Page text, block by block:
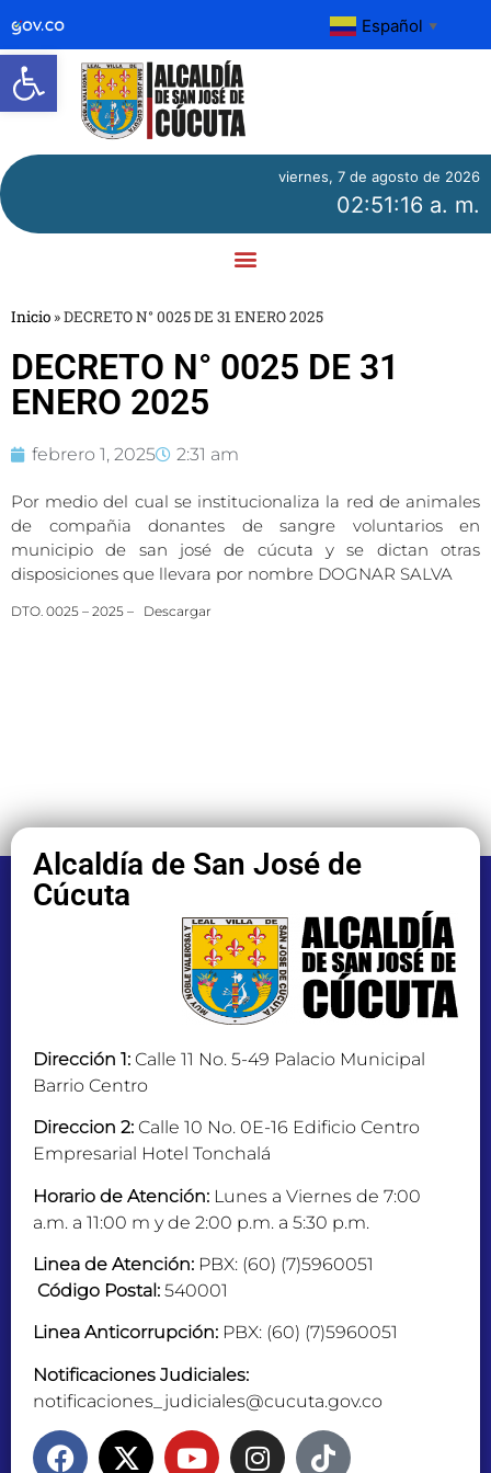
Abrir barra de herramientas
Español ▼
viernes, 7 de agosto de 2026
02:51:16 a. m.
Inicio »DECRETO N° 0025 DE 31 ENERO 2025
DECRETO N° 0025 DE 31
ENERO 2025
febrero 1, 2025 2:31 am
Por medio del cual se institucionaliza la red de animales
de compañia donantes de sangre voluntarios en
municipio de san josé de cúcuta y se dictan otras
disposiciones que llevara por nombre DOGNAR SALVA
DTO. 0025 – 2025 – Descargar
Alcaldía de San José de
Cúcuta
Dirección 1: Calle 11 No. 5-49 Palacio Municipal
Barrio Centro
Direccion 2: Calle 10 No. 0E-16 Edificio Centro
Empresarial Hotel Tonchalá
Horario de Atención: Lunes a Viernes de 7:00
a.m. a 11:00 m y de 2:00 p.m. a 5:30 p.m.
Linea de Atención: PBX: (60) (7)5960051
Código Postal: 540001
Linea Anticorrupción: PBX: (60) (7)5960051
Notificaciones Judiciales:
notificaciones_judiciales@cucuta.gov.co